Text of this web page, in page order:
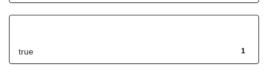
1
true